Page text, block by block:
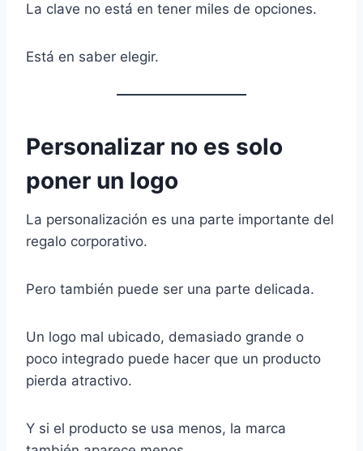
La clave no está en tener miles de opciones.
Está en saber elegir.
Personalizar no es solo
poner un logo
La personalización es una parte importante del
regalo corporativo.
Pero también puede ser una parte delicada.
Un logo mal ubicado, demasiado grande o
poco integrado puede hacer que un producto
pierda atractivo.
Y si el producto se usa menos, la marca